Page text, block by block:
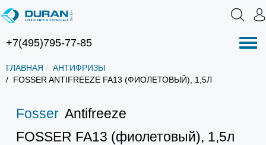
+7(495)795-77-85
ГЛАВНАЯ
АНТИФРИЗЫ
FOSSER ANTIFREEZE FA13 (ФИОЛЕТОВЫЙ), 1,5Л
Fosser Antifreeze
FOSSER FA13 (фиолетовый), 1,5л